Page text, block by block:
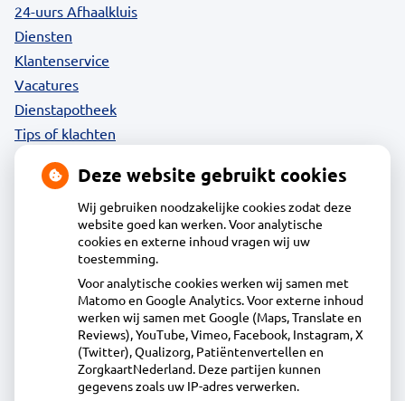
24-uurs Afhaalkluis
Diensten
Klantenservice
Vacatures
Dienstapotheek
Tips of klachten
Apotheek Wormer
Zandweg 4, 1531 AN Wormer
075 - 642 17 00
vragen@apotheekwormer.nl
Inschrijven
Deze website gebruikt cookies
Wij gebruiken noodzakelijke cookies zodat deze
website goed kan werken. Voor analytische
cookies en externe inhoud vragen wij uw
toestemming.
Voor analytische cookies werken wij samen met
Matomo en Google Analytics. Voor externe inhoud
werken wij samen met Google (Maps, Translate en
Reviews), YouTube, Vimeo, Facebook, Instagram, X
(Twitter), Qualizorg, Patiëntenvertellen en
ZorgkaartNederland. Deze partijen kunnen
gegevens zoals uw IP-adres verwerken.